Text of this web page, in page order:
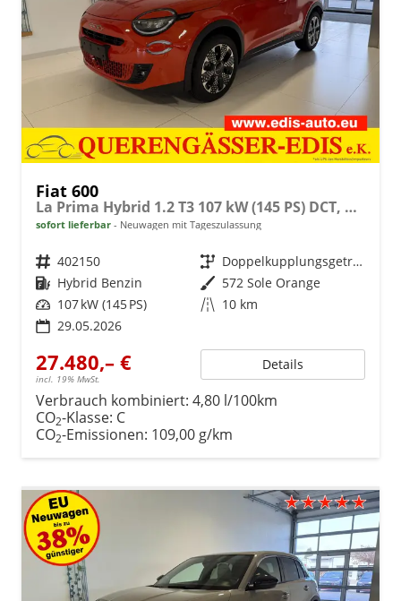
Fiat 600
La Prima Hybrid 1.2 T3 107 kW (145 PS) DCT, Winterpaket, Dolce Vita Paket, Ledersitze Canneloni, Chrom Akzente, Klimaautomatik, Einparkhilfe hinten, LED-Scheinwerfer, Volldigitales Kombiinstrument, Fernlichtassistent, uvm.
sofort lieferbar Neuwagen mit Tageszulassung
Fahrzeugnr. 402150 Getriebe
Doppelkupplungsgetriebe (DSG)
Kraftstoff Hybrid Benzin Außenfarbe 572 Sole Orange
Leistung 107 kW (145 PS) Kilometerstand 10 km
29.05.2026
27.480,– €
incl. 19% MwSt.
Details
Verbrauch kombiniert: 4,80 l/100km
CO2-Klasse: C
CO2-Emissionen: 109,00 g/km